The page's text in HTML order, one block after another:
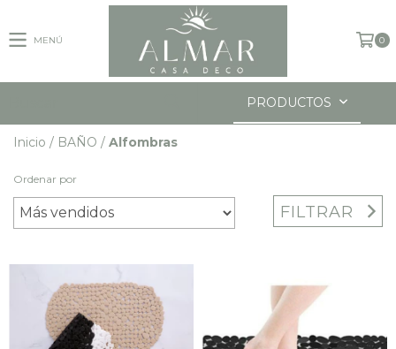
MENÚ 0
PRODUCTOS
Inicio / BAÑO / Alfombras
Ordenar por
FILTRAR